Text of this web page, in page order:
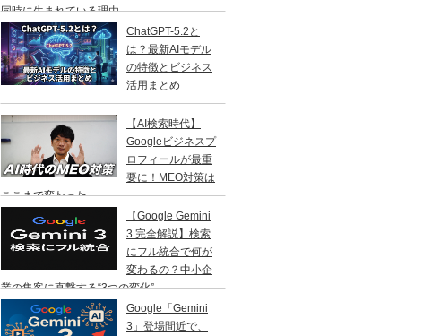
同時に生まれている理由 ―
ChatGPT-5.2と
は？最新AIモデル
の特徴とビジネス
活用まとめ
【AI検索時代】
Googleビジネスプ
ロフィールが最重
要に！MEO対策は
ここまで変わった
【Google Gemini
3 完全解説】検索
にフル統合で何が
変わるの？中小企
業の集客に直撃する“3つの変化”
Google「Gemini
3」登場間近で、